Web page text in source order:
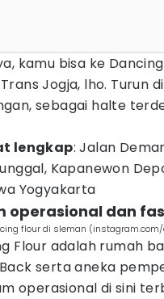
kamu bisa ke
Jogja, lho. Turun
sebagai halte
lengkap: Jalan
Kapanewon
Yogyakarta
operasional dan
flour di sleman
Flour adalah rumah
serta aneka
operasional di sini